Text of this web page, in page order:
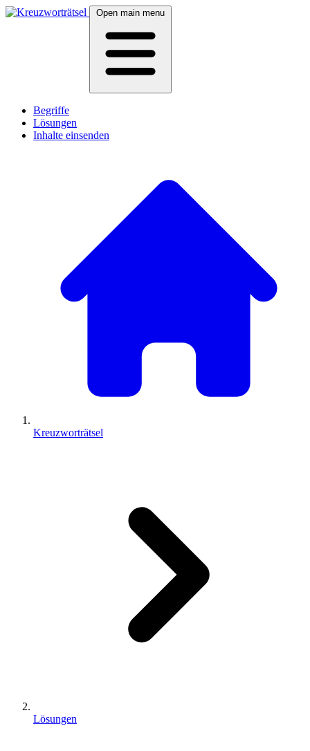
Open main menu
Begriffe
Lösungen
Inhalte einsenden
Kreuzworträtsel
Lösungen